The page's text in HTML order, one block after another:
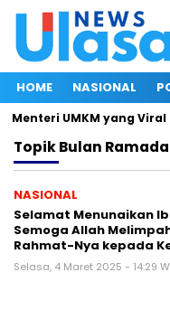
HOME NASIONAL
UMKM yang Viral
TopikBulan
NASIONAL
Selamat Menunaikan
Semoga Allah
Rahmat-Nya kepada
Selasa, 4 Maret 2025 - 14:29